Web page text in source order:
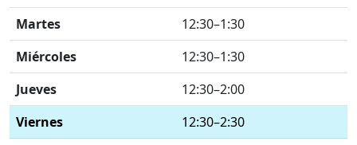
Martes
12:30–1:30
Miércoles
12:30–1:30
Jueves
12:30–2:00
Viernes
12:30–2:30